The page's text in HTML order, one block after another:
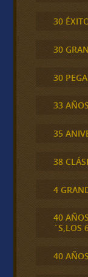
30
30
30
33
35
38
4
40
´S,LOS
40